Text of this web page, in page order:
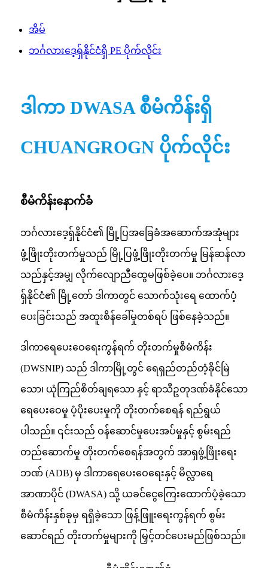
အိမ်
ဘင်္ဂလားဒေ့ရှ်နိုင်ငံရှိ PE ပိုက်လိုင်း
ဒါကာ DWASA စီမံကိန်းရှိ
CHUANGROGN ပိုက်လိုင်း
စီမံကိန်းနောက်ခံ
ဘင်္ဂလားဒေ့ရှ်နိုင်ငံ၏ မြို့ပြအခြေခံအဆောက်အအုံများ
ဖွံ့ဖြိုးတိုးတက်မှုသည် မြို့ပြဖွံ့ဖြိုးတိုးတက်မှု မြန်ဆန်လာ
သည်နှင့်အမျှ လိုက်လျောညီထွေမဖြစ်ခဲ့ပေ။ ဘင်္ဂလားဒေ့
ရှ်နိုင်ငံ၏ မြို့တော် ဒါကာတွင် သောက်သုံးရေ ထောက်ပံ့
ပေးခြင်းသည် အထူးစိန်ခေါ်မှုတစ်ရပ် ဖြစ်နေခဲ့သည်။
ဒါကာရေပေးဝေရေးကွန်ရက် တိုးတက်မှုစီမံကိန်း
(DWSNIP) သည် ဒါကာမြို့တွင် ရေရှည်တည်တံ့ခိုင်မြဲ
သော၊ ယုံကြည်စိတ်ချရသော နှင့် ရာသီဥတုဒဏ်ခံနိုင်သော
ရေပေးဝေမှု ပံ့ပိုးပေးမှုကို တိုးတက်စေရန် ရည်ရွယ်
ပါသည်။ ၎င်းသည် ဝန်ဆောင်မှုပေးအပ်မှုနှင့် စွမ်းရည်
တည်ဆောက်မှု တိုးတက်စေရန်အတွက် အာရှဖွံ့ဖြိုးရေး
ဘဏ် (ADB) မှ ဒါကာရေပေးဝေရေးနှင့် မိလ္လာရေ
အာဏာပိုင် (DWASA) သို့ ယခင်ငွေကြေးထောက်ပံ့ခဲ့သော
စီမံကိန်းနှစ်ခုမှ ရရှိခဲ့သော ဖြန့်ဖြူးရေးကွန်ရက် စွမ်း
ဆောင်ရည် တိုးတက်မှုများကို မြှင့်တင်ပေးမည်ဖြစ်သည်။